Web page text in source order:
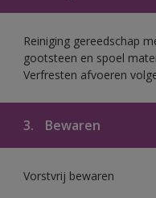
Reiniging gereedschap
gootsteen en spoel
Verfresten afvoeren
3. Bewaren
Vorstvrij bewaren